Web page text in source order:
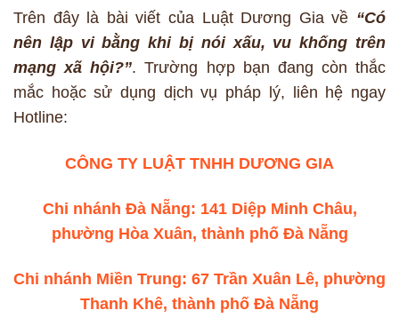
Trên đây là bài viết của Luật Dương Gia về “Có
nên lập vi bằng khi bị nói xấu, vu khống trên
mạng xã hội?”. Trường hợp bạn đang còn thắc
mắc hoặc sử dụng dịch vụ pháp lý, liên hệ ngay
Hotline:
CÔNG TY LUẬT TNHH DƯƠNG GIA
Chi nhánh Đà Nẵng: 141 Diệp Minh Châu,
phường Hòa Xuân, thành phố Đà Nẵng
Chi nhánh Miền Trung: 67 Trần Xuân Lê, phường
Thanh Khê, thành phố Đà Nẵng